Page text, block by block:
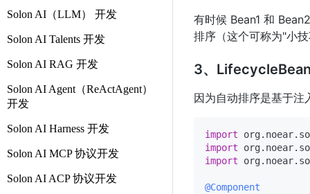
Solon AI（LLM） 开发
Solon AI Talents 开发
Solon AI RAG 开发
Solon AI Agent（ReActAgent）
开发
Solon AI Harness 开发
Solon AI MCP 协议开发
Solon AI ACP 协议开发
有时候 Bean1 和
排序（这个可称为"小
3、
因为自动排序是基于注
import
import
import
@Component